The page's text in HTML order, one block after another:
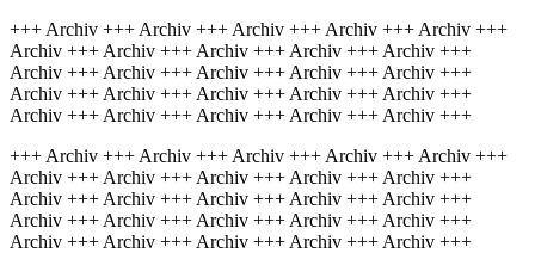
+++ Archiv +++ Archiv +++ Archiv +++ Archiv +++ Archiv +++
Archiv +++ Archiv +++ Archiv +++ Archiv +++ Archiv +++
Archiv +++ Archiv +++ Archiv +++ Archiv +++ Archiv +++
Archiv +++ Archiv +++ Archiv +++ Archiv +++ Archiv +++
Archiv +++ Archiv +++ Archiv +++ Archiv +++ Archiv +++
+++ Archiv +++ Archiv +++ Archiv +++ Archiv +++ Archiv +++
Archiv +++ Archiv +++ Archiv +++ Archiv +++ Archiv +++
Archiv +++ Archiv +++ Archiv +++ Archiv +++ Archiv +++
Archiv +++ Archiv +++ Archiv +++ Archiv +++ Archiv +++
Archiv +++ Archiv +++ Archiv +++ Archiv +++ Archiv +++